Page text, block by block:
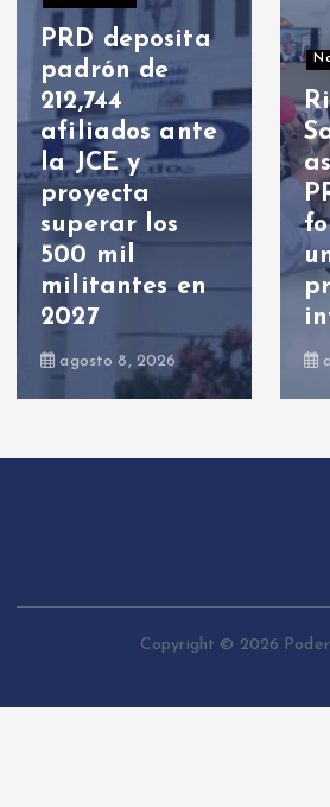
PRM designó
organización
política, fue
elegido Luis
Abinader
como
presidente
para el
periodo 2026-
2030
agosto 9, 2026
s
Copyright © 2026